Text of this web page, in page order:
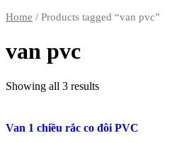
Home / Products tagged “van pvc”
van pvc
Showing all 3 results
Van 1 chiều rắc co đôi PVC